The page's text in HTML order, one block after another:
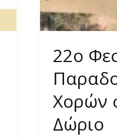
22ο
Χορών
Δώριο